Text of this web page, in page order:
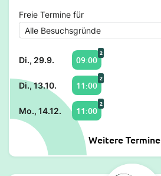
Freie Termine für
Di., 29.9. 09:00
2
Di., 13.10. 11:00
2
Mo., 14.12. 11:00
2
Weitere Termine